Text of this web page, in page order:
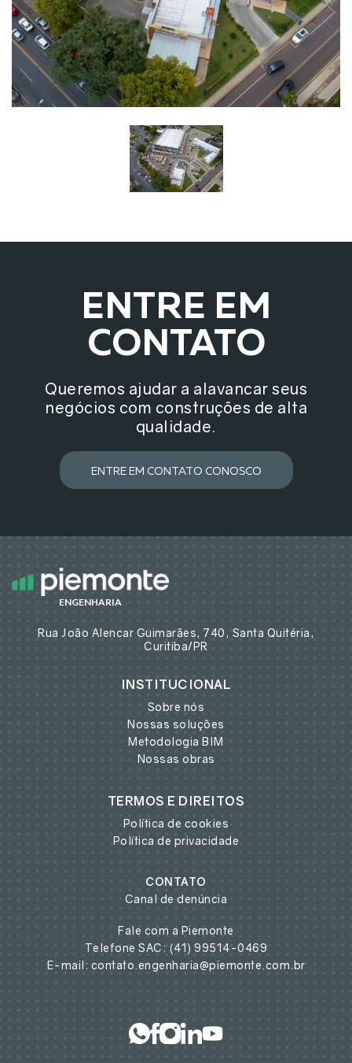
ENTRE EM
CONTATO
Queremos ajudar a alavancar seus
negócios com construções de alta
qualidade.
ENTRE EM CONTATO CONOSCO
ENGENHARIA
Rua João Alencar Guimarães, 740, Santa Quitéria,
Curitiba/PR
INSTITUCIONAL
Sobre nós
Nossas soluções
Metodologia BIM
Nossas obras
TERMOS E DIREITOS
Política de cookies
Política de privacidade
CONTATO
Canal de denúncia
Fale com a Piemonte
Telefone SAC: (41) 99514-0469
E-mail: contato.engenharia@piemonte.com.br